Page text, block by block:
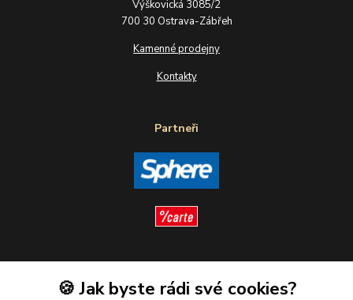
Výškovická 3085/2
700 30 Ostrava-Zábřeh
Kamenné prodejny
Kontakty
Partneři
🍪 Jak byste rádi své cookies?